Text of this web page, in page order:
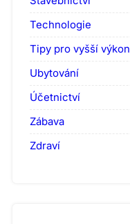
Technologie
Tipy pro vyšší výkon
Ubytování
Účetnictví
Zábava
Zdraví